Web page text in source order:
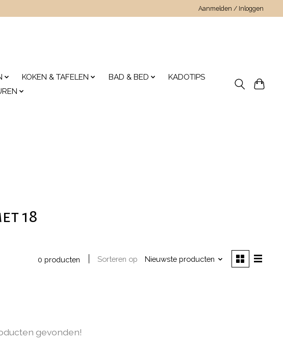
Aanmelden / Inloggen
KOKEN & TAFELEN BAD & BED
KADOTIPS
18
0 producten Sorteren op Nieuwste producten
gevonden!